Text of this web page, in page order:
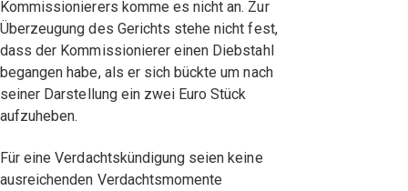
Kommissionierers komme es nicht an. Zur
Überzeugung des Gerichts stehe nicht fest,
dass der Kommissionierer einen Diebstahl
begangen habe, als er sich bückte um nach
seiner Darstellung ein zwei Euro Stück
aufzuheben.
Für eine Verdachtskündigung seien keine
ausreichenden Verdachtsmomente